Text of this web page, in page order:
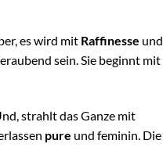
es wird mit Raffinesse und
sein. Sie beginnt mit
strahlt das Ganze mit
pure und feminin. Die